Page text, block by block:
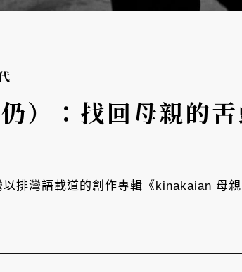
）：找回母親的
排灣語載道的創作專輯《kinakaian 母